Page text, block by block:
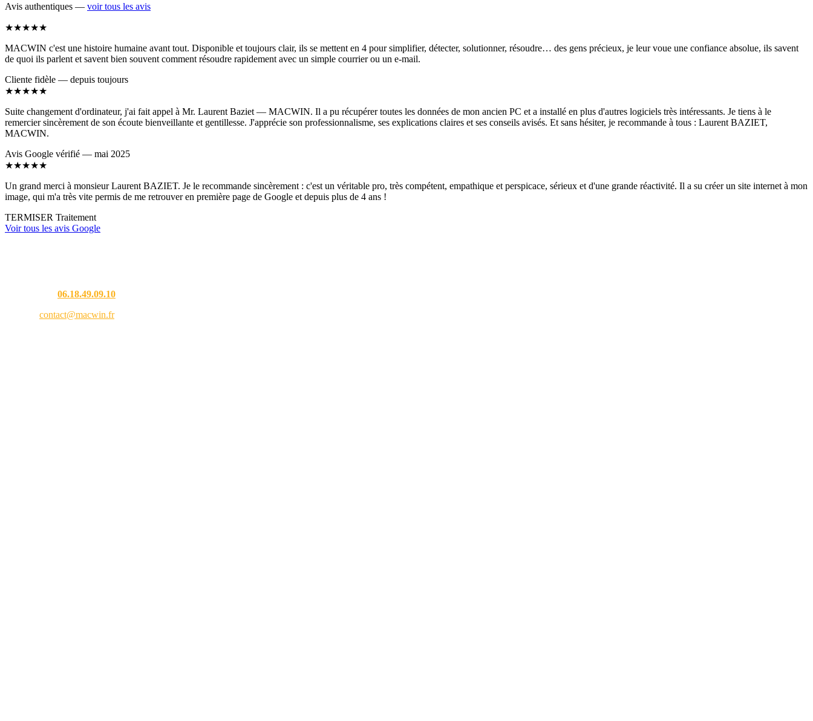
Avis authentiques — voir tous les avis
★★★★★
MACWIN c'est une histoire humaine avant tout. Disponible et toujours clair, ils se mettent en 4 pour simplifier, détecter, solutionner, résoudre… des gens précieux, je leur voue une confiance absolue, ils savent
de quoi ils parlent et savent bien souvent comment résoudre rapidement avec un simple courrier ou un e-mail.
Cliente fidèle — depuis toujours
★★★★★
Suite changement d'ordinateur, j'ai fait appel à Mr. Laurent Baziet — MACWIN. Il a pu récupérer toutes les données de mon ancien PC et a installé en plus d'autres logiciels très intéressants. Je tiens à le
remercier sincèrement de son écoute bienveillante et gentillesse. J'apprécie son professionnalisme, ses explications claires et ses conseils avisés. Et sans hésiter, je recommande à tous : Laurent BAZIET,
MACWIN.
Avis Google vérifié — mai 2025
★★★★★
Un grand merci à monsieur Laurent BAZIET. Je le recommande sincèrement : c'est un véritable pro, très compétent, empathique et perspicace, sérieux et d'une grande réactivité. Il a su créer un site internet à mon
image, qui m'a très vite permis de me retrouver en première page de Google et depuis plus de 4 ans !
TERMISER Traitement
Voir tous les avis Google
06.18.49.09.10
contact@macwin.fr